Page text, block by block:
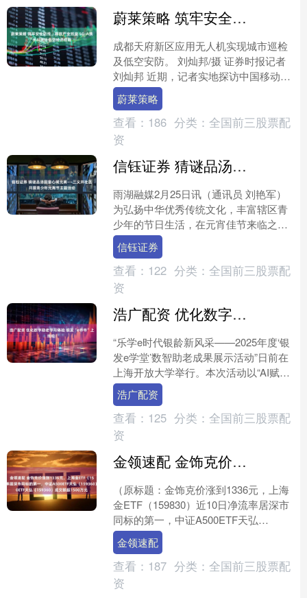
蔚莱策略 筑牢安全防线、释放产业效益 5G-A携手AI激活低空经济动能
成都天府新区应用无人机实现城市巡检
及低空安防。 刘灿邦/摄 证券时报记者
刘灿邦 近期，记者实地探访中国移动位
于四川省多地的低空经济项目应用，低
空经济在基层城市....
蔚莱策略
查看： 186 分类： 全国前三股票配
资
信钰证券 猜谜品汤圆童心闹元宵——三义井社区开展青少年元宵节主题活动
雨湖融媒2月25日讯（通讯员 刘艳军）
为弘扬中华优秀传统文化，丰富辖区青
少年的节日生活，在元宵佳节来临之
际，2月25日，城正街街道三义井社区
组织开展“猜谜语 吃....
信钰证券
查看： 122 分类： 全国前三股票配
资
浩广配资 优化数字助老学习体验 银发“e爷爷”上线啦！
“乐学e时代银龄新风采——2025年度‘银
发e学堂’数智助老成果展示活动”日前在
上海开放大学举行。本次活动以“AI赋能
老年学习”为主题，集中展示“银发e学
堂”在....
浩广配资
查看： 125 分类： 全国前三股票配
资
金领速配 金饰克价涨到1336元，上海金ETF（159830）近10日净流率居深市同标的第一，中证A500ETF天弘（159360）成交额超1500万元
（原标题：金饰克价涨到1336元，上海
金ETF（159830）近10日净流率居深市
同标的第一，中证A500ETF天弘
（159360）成交额超1500万元） 12....
金领速配
查看： 187 分类： 全国前三股票配
资